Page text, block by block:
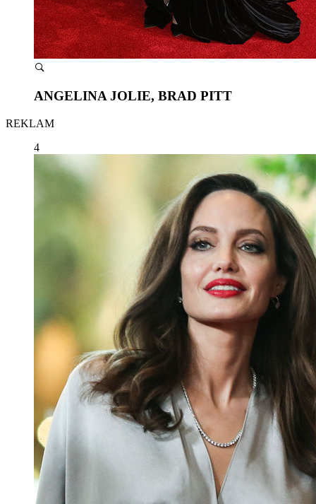
ANGELINA JOLIE, BRAD PITT
REKLAM
4